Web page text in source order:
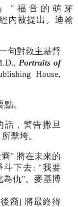
"福音的萌芽
內被提出。迪翰
句對救主基督
Portraits of
House,
。
話，警告撒旦
擊垮。
" 將在未來的
斗下去: "我要
仇"。麥基博
裔] 將最終得